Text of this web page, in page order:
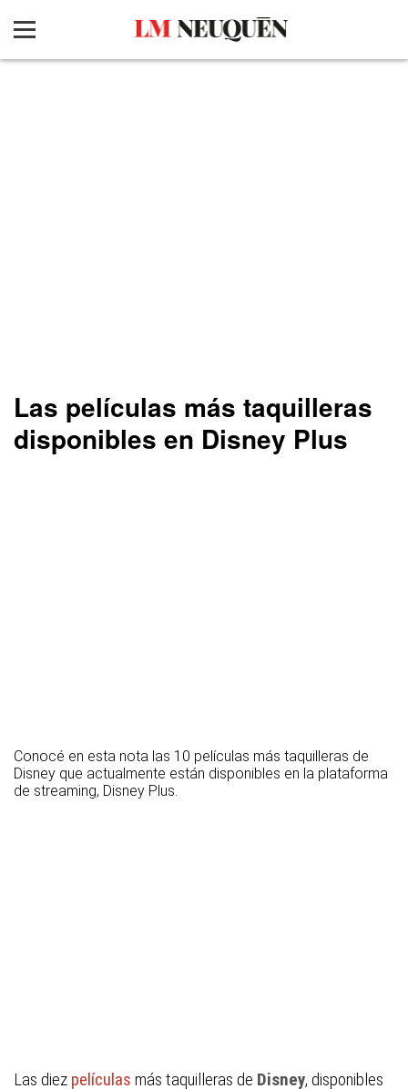
Las películas más taquilleras
disponibles en Disney Plus
Conocé en esta nota las 10 películas más taquilleras de
Disney que actualmente están disponibles en la plataforma
de streaming, Disney Plus.
Las diez películas más taquilleras de Disney, disponibles